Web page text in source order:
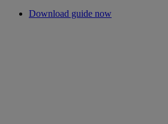
Download guide now